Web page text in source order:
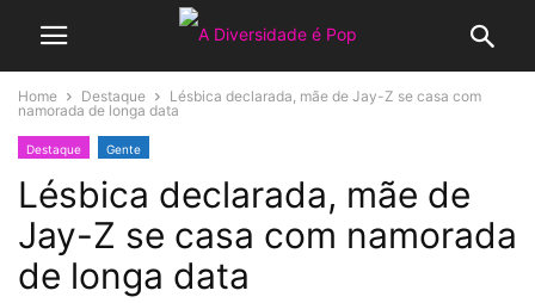
Home Destaque
Lésbica declarada, mãe de Jay-Z se casa com
namorada de longa data
Destaque Gente
Lésbica declarada, mãe de
Jay-Z se casa com namorada
de longa data